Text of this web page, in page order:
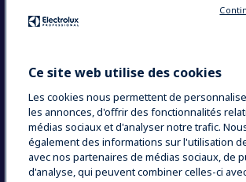
COUNTRY AND
VOTRE SÉLECTION :
Ce site web utilise des cookies
Les cookies nous permettent de
les annonces, d'offrir des fonctionnalités
médias sociaux et d'analyser notre trafic.
également des informations sur l'utilisation
avec nos partenaires de médias sociaux, de
d'analyse, qui peuvent combiner celles-ci